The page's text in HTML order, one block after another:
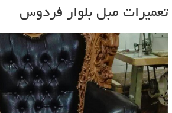
تعمیرات مبل بلوار فردوس